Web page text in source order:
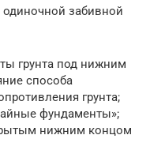
одиночной забивной
грунта под нижним
способа
грунта;
фундаменты»;
нижним концом